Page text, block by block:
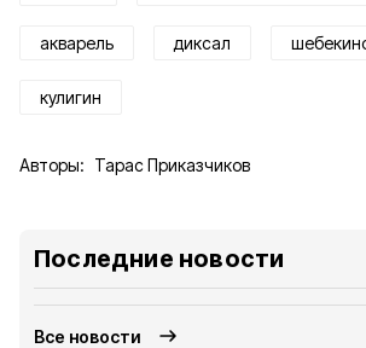
акварель диксал
кулигин
Авторы: Тарас Приказчиков
Последние новости
Все новости